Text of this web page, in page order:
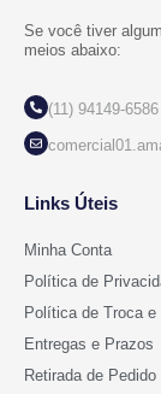
Se você tiver
meios abaixo:
(11) 94149-6586
Links Úteis
Minha Conta
Política de
Política de Troca e
Entregas e Prazos
Retirada de Pedido